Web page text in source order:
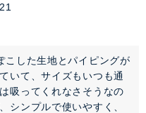
こした生地とパイピングが
いて、サイズもいつも通
吸ってくれなさそうなの
シンプルで使いやすく、